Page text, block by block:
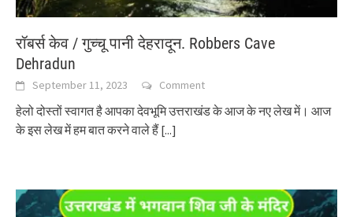
रॉबर्स केव / गुच्चू पानी देहरादून. Robbers Cave
Dehradun
September 11, 2023 Comment
हेलो दोस्तों स्वागत है आपका देवभूमि उत्तराखंड के आज के नए लेख में। आज
के इस लेख में हम बात करने वाले हैं[...]